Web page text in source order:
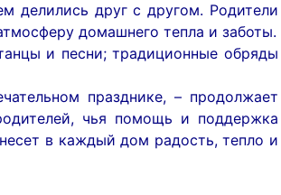
делились друг с другом. Родители
домашнего тепла и заботы.
и песни; традиционные обряды
празднике, – продолжает
чья помощь и поддержка
в каждый дом радость, тепло и